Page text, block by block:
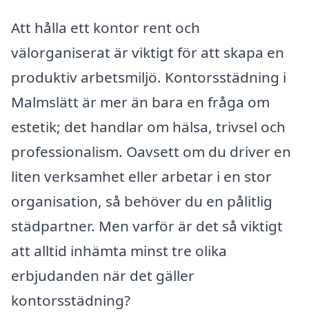
Att hålla ett kontor rent och
välorganiserat är viktigt för att skapa en
produktiv arbetsmiljö. Kontorsstädning i
Malmslätt är mer än bara en fråga om
estetik; det handlar om hälsa, trivsel och
professionalism. Oavsett om du driver en
liten verksamhet eller arbetar i en stor
organisation, så behöver du en pålitlig
städpartner. Men varför är det så viktigt
att alltid inhämta minst tre olika
erbjudanden när det gäller
kontorsstädning?